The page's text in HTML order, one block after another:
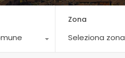
Zona
Seleziona zona